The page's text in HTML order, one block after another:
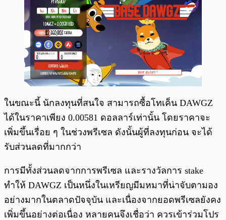
ในขณะนี้ นักลงทุนที่สนใจ สามารถซื้อโทเค็น DAWGZ
ได้ในราคาเพียง 0.00581 ดอลลาร์เท่านั้น โดยราคาจะ
เพิ่มขึ้นเรื่อย ๆ ในช่วงพรีเซล ดังนั้นผู้ที่ลงทุนก่อน จะได้
รับส่วนลดที่มากกว่า
การมีทั้งส่วนลดจากการพรีเซล และรางวัลการ stake
ทำให้ DAWGZ เป็นหนึ่งในเหรียญมีมหมาที่น่าจับตามอง
อย่างมากในตลาดปัจจุบัน และเนื่องจากยอดพรีเซลยังคง
เพิ่มขึ้นอย่างต่อเนื่อง หลายคนจึงเชื่อว่า ควรเข้าร่วมโปร